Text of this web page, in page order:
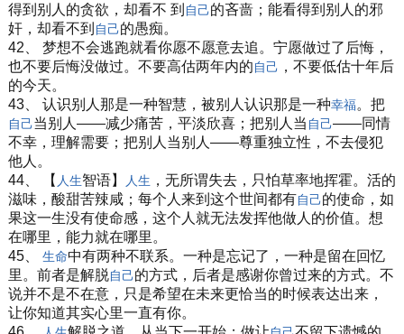
得到别人的贪欲，却看不 到 自己的吝啬；能看得到别人的邪
奸，却看不到 自己的愚痴。
42、 梦想不会逃跑就看你愿不愿意去追。宁愿做过了后悔，
也不要后悔没做过。不要高估两年内的自己 ，不要低估十年后
的今天。
43、 认识别人那是一种智慧，被别人认识那是一种幸福。把
自己当别人——减少痛苦，平淡欣喜；把别人当 自己——同情
不幸，理解需要；把别人当别人——尊重独立性，不去侵犯
他人。
44、 【 人生智语】 人生 ，无所谓失去，只怕草率地挥霍。活的
滋味，酸甜苦辣咸；每个人来到这个世间都有自己的使命，如
果这一生没有使命感，这个人就无法发挥他做人的价值。想
在哪里，能力就在哪里。
45、 生命中有两种不联系。一种是忘记了，一种是留在回忆
里。前者是解脱自己的方式，后者是感谢你曾过来的方式。不
说并不是不在意，只是希望在未来更恰当的时候表达出来，
让你知道其实心里一直有你。